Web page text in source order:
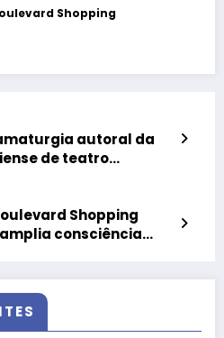
Shopping
autoral da
de teatro
Shopping
consciência